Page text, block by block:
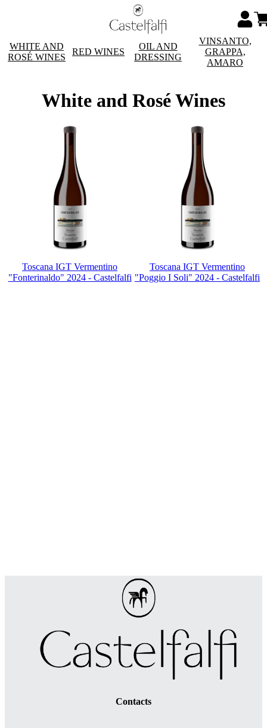
WHITE AND
ROSÉ WINES
RED WINES
OIL AND
DRESSING
VINSANTO,
GRAPPA,
AMARO
White and Rosé Wines
Toscana IGT Vermentino
"Fonterinaldo" 2024 - Castelfalfi
Toscana IGT Vermentino
"Poggio I Soli" 2024 - Castelfalfi
Contacts